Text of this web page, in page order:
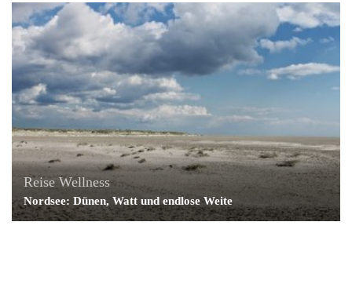
Reise Wellness
Nordsee: Dünen, Watt und endlose Weite